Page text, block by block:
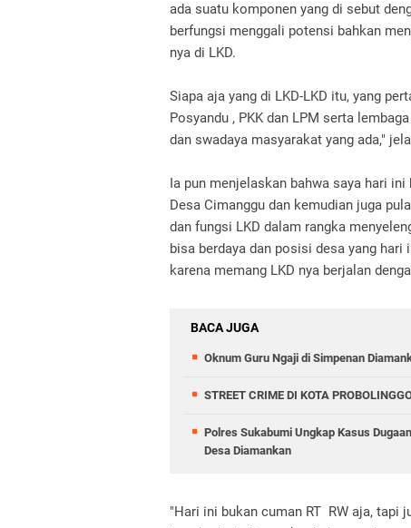
ada suatu komponen yang di sebut
berfungsi menggali potensi bahkan
nya di LKD.
Siapa aja yang di LKD-LKD itu, yang
Posyandu , PKK dan LPM serta
dan swadaya masyarakat yang ada,"
Ia pun menjelaskan bahwa saya hari ini
Desa Cimanggu dan kemudian juga
dan fungsi LKD dalam rangka
bisa berdaya dan posisi desa yang
karena memang LKD nya berjalan
BACA JUGA
Oknum Guru Ngaji di Simpenan
STREET CRIME DI KOTA
Polres Sukabumi Ungkap Kasus
Desa Diamankan
"Hari ini bukan cuman RT RW aja, tapi